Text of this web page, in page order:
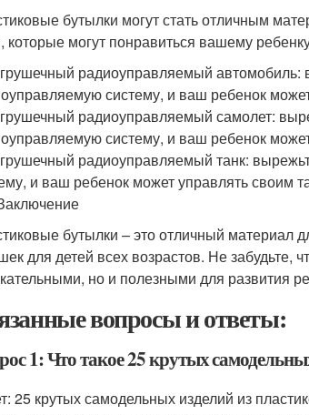
бутылки могут стать отличным
которые могут понравиться вашему
радиоуправляемый автомобиль:
систему, и ваш ребенок
радиоуправляемый самолет:
систему, и ваш ребенок
радиоуправляемый танк:
и ваш ребенок может управлять своим
бутылки – это отличный материал
для детей всех возрастов. Не забудьте,
но и полезными для развития
вопросы и ответы:
1: Что такое 25 крутых
25 крутых самодельных изделий из